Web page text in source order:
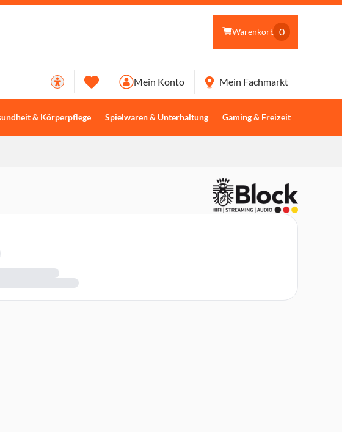
Warenkorb 0
& Körperpflege Spielwaren & Unterhaltung Gaming & Freizeit
Mein Konto Mein Fachmarkt